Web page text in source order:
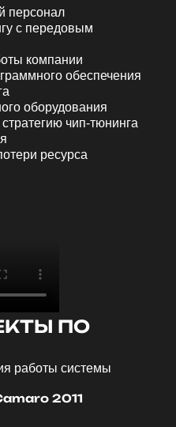
персонал
компании
оборудования
ресурса
ПО
2011